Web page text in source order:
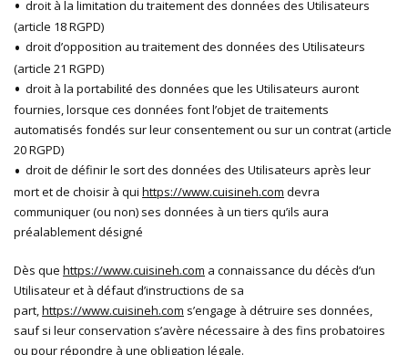
droit à la limitation du traitement des données des Utilisateurs
(article 18 RGPD)
droit d’opposition au traitement des données des Utilisateurs
(article 21 RGPD)
droit à la portabilité des données que les Utilisateurs auront
fournies, lorsque ces données font l’objet de traitements
automatisés fondés sur leur consentement ou sur un contrat (article
20 RGPD)
droit de définir le sort des données des Utilisateurs après leur
mort et de choisir à qui https://www.cuisineh.com devra
communiquer (ou non) ses données à un tiers qu’ils aura
préalablement désigné
Dès que https://www.cuisineh.com a connaissance du décès d’un
Utilisateur et à défaut d’instructions de sa
part,https://www.cuisineh.com s’engage à détruire ses données,
sauf si leur conservation s’avère nécessaire à des fins probatoires
ou pour répondre à une obligation légale.